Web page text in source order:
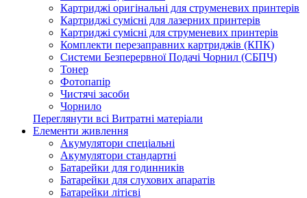
Картриджі оригінальні для струменевих принтерів
Картриджі сумісні для лазерних принтерів
Картриджі сумісні для струменевих принтерів
Комплекти перезаправних картриджів (КПК)
Системи Безперервної Подачі Чорнил (СБПЧ)
Тонер
Фотопапір
Чистячі засоби
Чорнило
Переглянути всі Витратні матеріали
Елементи живлення
Акумулятори спеціальні
Акумулятори стандартні
Батарейки для годинників
Батарейки для слухових апаратів
Батарейки літієві